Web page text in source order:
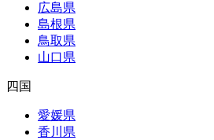
広島県
島根県
鳥取県
山口県
四国
愛媛県
香川県